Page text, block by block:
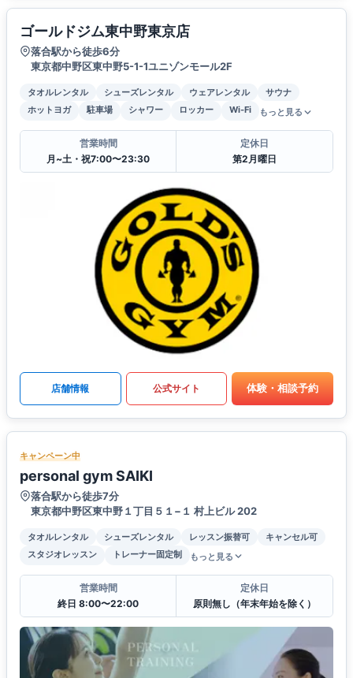
ゴールドジム東中野東京店
落合駅から徒歩6分
東京都中野区東中野5-1-1ユニゾンモール2F
タオルレンタル シューズレンタル ウェアレンタル
サウナ
ホットヨガ
駐車場 シャワー ロッカー Wi-Fi もっと見る
営業時間
月~土・祝7:00〜23:30
定休日
第2月曜日
店舗情報 公式サイト 体験・相談予約
キャンペーン中
personal gym SAIKI
落合駅から徒歩7分
東京都中野区東中野１丁目５１−１ 村上ビル 202
タオルレンタル シューズレンタル レッスン振替可
キャンセル可
スタジオレッスン
トレーナー固定制 もっと見る
営業時間
終日 8:00〜22:00
定休日
原則無し（年末年始を除く）